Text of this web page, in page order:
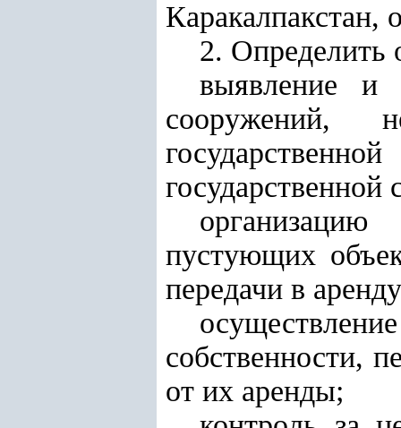
Каракалпакстан,
2. Определить
выявление и
сооружений,
государственной
пустующих
передачи в
собственности,
от их аренды;